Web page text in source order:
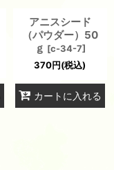
アニスシード
（パウダー）50
ｇ [c-34-7]
370円(税込)
カートに入れる